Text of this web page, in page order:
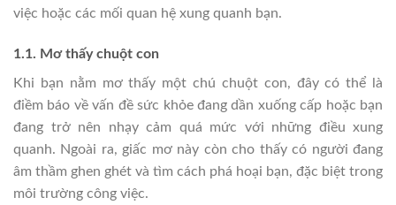
việc hoặc các mối quan hệ xung quanh bạn.
1.1. Mơ thấy chuột con
Khi bạn nằm mơ thấy một chú chuột con, đây có thể là
điềm báo về vấn đề sức khỏe đang dần xuống cấp hoặc bạn
đang trở nên nhạy cảm quá mức với những điều xung
quanh. Ngoài ra, giấc mơ này còn cho thấy có người đang
âm thầm ghen ghét và tìm cách phá hoại bạn, đặc biệt trong
môi trường công việc.